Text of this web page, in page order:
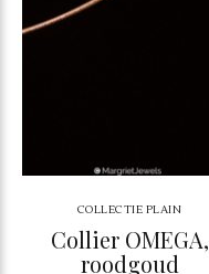
COLLECTIE PLAIN
Collier OMEGA,
roodgoud